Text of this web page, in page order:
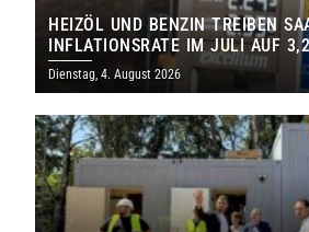
HEIZÖL UND BENZIN TREIBEN
INFLATIONSRATE IM JULI AUF
Dienstag, 4. August 2026